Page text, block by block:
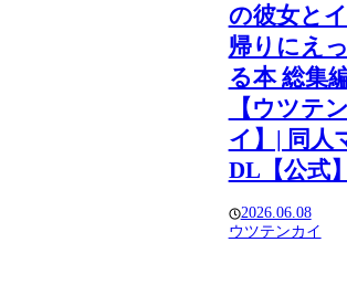
の彼女と
帰りにえ
る本 総集
【ウツテ
イ】| 同人
DL【公式】
2026.06.08
ウツテンカイ